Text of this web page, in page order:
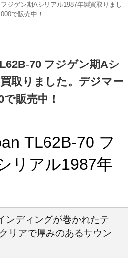
ジゲン期Aシリアル1987年製買取りまし
で販売中！
70 フジゲン期Aシ
取りました。デジマー
で販売中！
TL62B-70 フ
リアル1987年
ンディングが巻かれたテ
リアで厚みのあるサウン